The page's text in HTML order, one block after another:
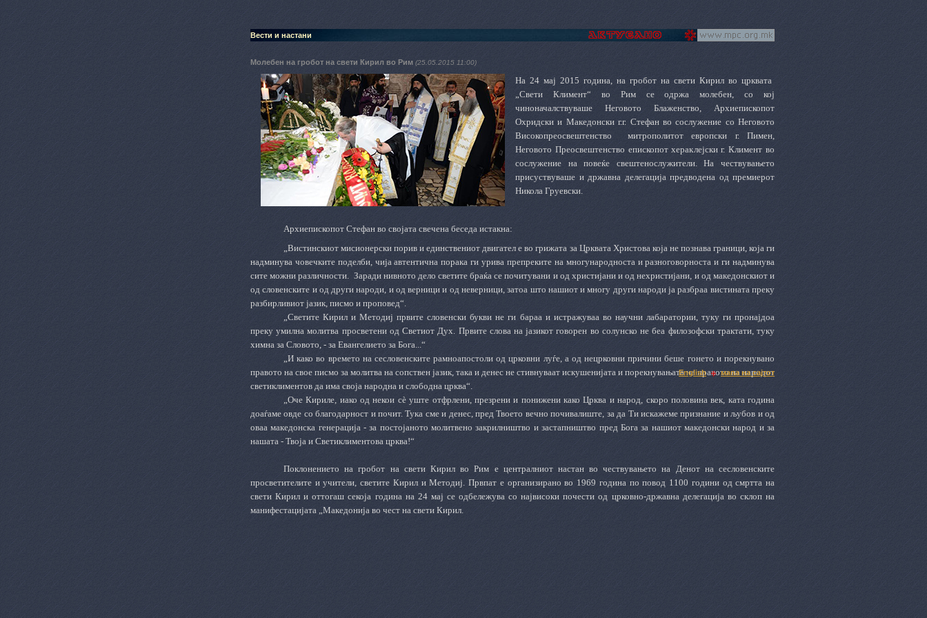
Вести и настани
Молебен на гробот на свети Кирил во Рим (25.05.2015 11:00)
На 24 мај 2015 година, на гробот на свети Кирил во црквата
„Свети Климент“ во Рим се одржа молебен, со кој
чиноначалствуваше Неговото Блаженство, Архиепископот
Охридски и Македонски г.г. Стефан во сослужение со Неговото
Високопреосвештенство митрополитот европски г. Пимен,
Неговото Преосвештенство епископот хераклејски г. Климент во
сослужение на повеќе свештенослужители. На чествувањето
присуствуваше и државна делегација предводена од премиерот
Никола Груевски.
Архиепископот Стефан во својата свечена беседа истакна:
„Вистинскиот мисионерски порив и единствениот двигател е во грижата за Црквата Христова која не познава граници, која ги
надминува човечките поделби, чија автентична порака ги урива препреките на многународноста и разноговорноста и ги надминува
сите можни различности. Заради нивното дело светите браќа се почитувани и од христијани и од нехристијани, и од македонскиот и
од словенските и од други народи, и од верници и од неверници, затоа што нашиот и многу други народи ја разбраа вистината преку
разбирливиот јазик, писмо и проповед“.
„Светите Кирил и Методиј првите словенски букви не ги бараа и истражуваа во научни лабаратории, туку ги пронајдоа
преку умилна молитва просветени од Светиот Дух. Првите слова на јазикот говорен во солунско не беа филозофски трактати, туку
химна за Словото, - за Евангелието за Бога...“
„И како во времето на сесловенските рамноапостоли од црковни луѓе, а од нецрковни причини беше гонето и порекнувано
правото на свое писмо за молитва на сопствен јазик, така и денес не стивнуваат искушенијата и порекнувањата на правото на народот
светиклиментов да има своја народна и слободна црква“.
„Оче Кириле, иако од некои сè уште отфрлени, презрени и понижени како Црква и народ, скоро половина век, ката година
доаѓаме овде со благодарност и почит. Тука сме и денес, пред Твоето вечно почивалиште, за да Ти искажеме признание и љубов и од
оваа македонска генерација - за постојаното молитвено закрилништво и застапништво пред Бога за нашиот македонски народ и за
нашата - Твоја и Светиклиментова црква!“
Поклонението на гробот на свети Кирил во Рим е централниот настан во чествувањето на Денот на сесловенските
просветителите и учители, светите Кирил и Методиј. Првпат е организирано во 1969 година по повод 1100 години од смртта на
свети Кирил и оттогаш секоја година на 24 мај се одбележува со највисоки почести од црковно-државна делегација во склоп на
манифестацијата „Македонија во чест на свети Кирил.
English мапа на сајтот